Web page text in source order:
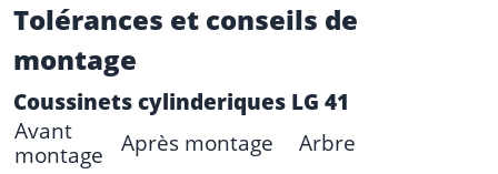
Tolérances et conseils de
montage
Coussinets cylinderiques LG 41
Avant
montage
Après montage Arbre